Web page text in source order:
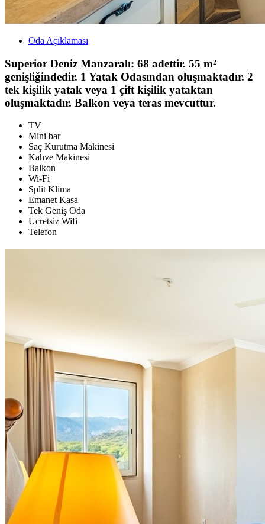
Oda Açıklaması
Superior Deniz Manzaralı: 68 adettir. 55 m²
genişliğindedir. 1 Yatak Odasından oluşmaktadır. 2
tek kişilik yatak veya 1 çift kişilik yataktan
oluşmaktadır. Balkon veya teras mevcuttur.
TV
Mini bar
Saç Kurutma Makinesi
Kahve Makinesi
Balkon
Wi-Fi
Split Klima
Emanet Kasa
Tek Geniş Oda
Ücretsiz Wifi
Telefon